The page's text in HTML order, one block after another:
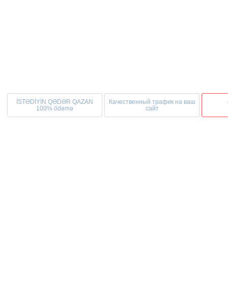
İSTƏDİYİN QƏDƏR QAZAN
100% ödəmə
Качественный трафик на ваш
сайт